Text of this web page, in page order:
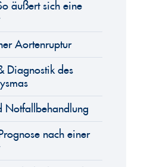
äußert sich eine
Aortenruptur
Diagnostik des
Notfallbehandlung
nach einer